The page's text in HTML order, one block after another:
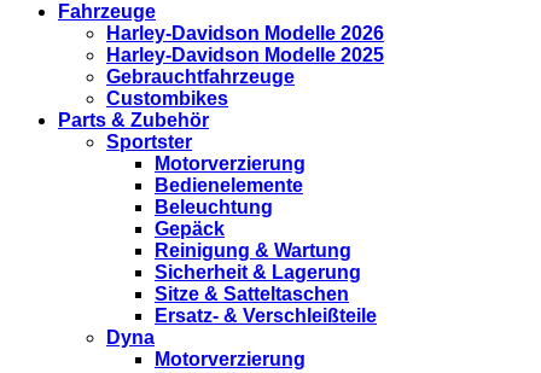
Fahrzeuge
Harley-Davidson Modelle 2026
Harley-Davidson Modelle 2025
Gebrauchtfahrzeuge
Custombikes
Parts & Zubehör
Sportster
Motorverzierung
Bedienelemente
Beleuchtung
Gepäck
Reinigung & Wartung
Sicherheit & Lagerung
Sitze & Satteltaschen
Ersatz- & Verschleißteile
Dyna
Motorverzierung